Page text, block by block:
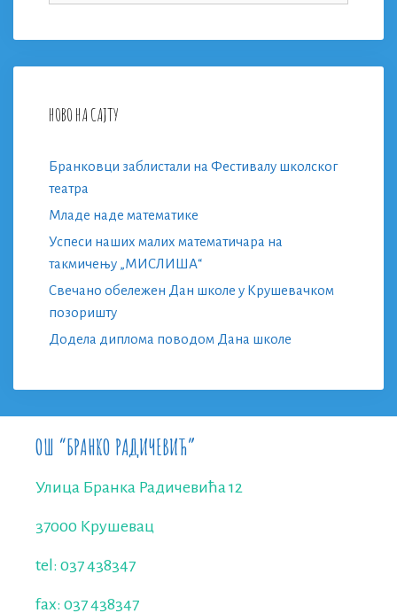
НОВО НА САЈТУ
Бранковци заблистали на Фестивалу школског
театра
Младе наде математике
Успеси наших малих математичара на
такмичењу „МИСЛИША“
Свечано обележен Дан школе у Крушевачком
позоришту
Додела диплома поводом Дана школе
ОШ “БРАНКО РАДИЧЕВИЋ”
Улица Бранка Радичевића 12
37000 Крушевац
tel: 037 438347
fax: 037 438347